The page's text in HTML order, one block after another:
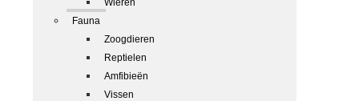
Wieren
Fauna
Zoogdieren
Reptielen
Amfibieën
Vissen